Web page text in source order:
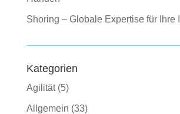
Shoring – Globale Expertise für Ihre
Kategorien
Agilität(5)
Allgemein (33)